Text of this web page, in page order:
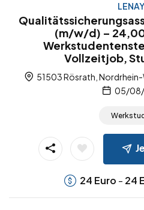
(m/w/d) –
Vollzeitjob,
51503 Rösrath,
05/
24 Euro - 24